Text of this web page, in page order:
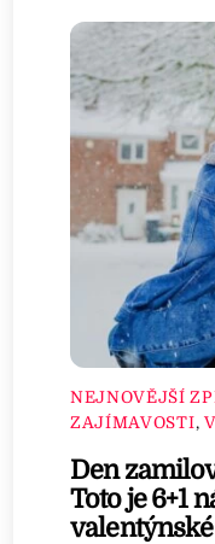
NEJNOVĚJŠÍ
ZAJÍMAVOSTI,
Den
Toto je 6+1